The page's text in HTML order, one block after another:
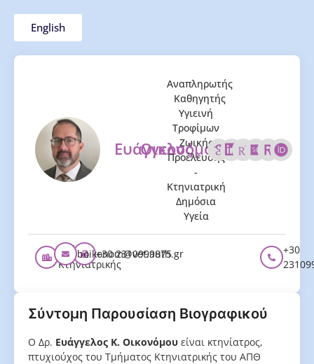
English
Ευάγγελος
Οικονόμου
Αναπληρωτής
Καθηγητής
Υγιεινή
Τροφίμων
Ζωικής
Προέλευσης
-
Κτηνιατρική
Δημόσια
Υγεία
Τμήμα
Κτηνιατρικής
+30 2310999875
+30
boikonom@vet.auth.gr
Σύντομη Παρουσίαση Βιογραφικού
Ο Δρ. Ευάγγελος Κ. Οικονόμου είναι κτηνίατρος,
πτυχιούχος του Τμήματος Κτηνιατρικής του ΑΠΘ